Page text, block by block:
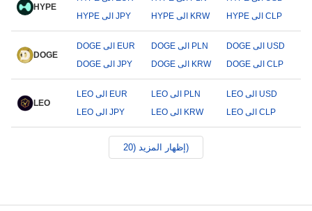
HYPE
HYPE الى JPY
HYPE الى KRW HYPE الى CLP
DOGE
DOGE الى EUR DOGE الى PLN
DOGE الى USD
DOGE الى JPY
DOGE الى KRW DOGE الى CLP
LEO
LEO الى EUR LEO الى PLN
LEO الى USD
LEO الى JPY
LEO الى KRW LEO الى CLP
إظهار المزيد (20)